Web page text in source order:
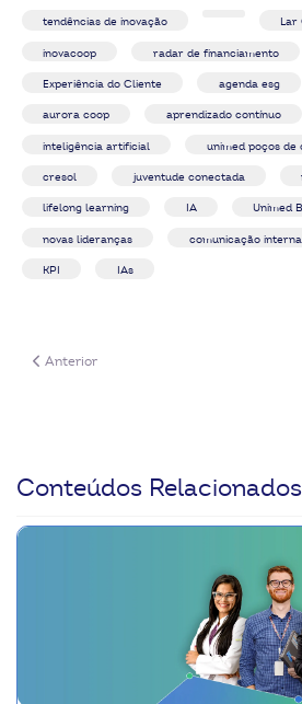
tendências de inovação Lar
inovacoop radar de financiamento
Experiência do Cliente agenda esg
aurora coop aprendizado contínuo
inteligência artificial unimed poços de
cresol juventude conectada
lifelong learning IA Unimed
novas lideranças comunicação interna
KPI IAs
Artigo anterior: Plataformas de negócios:
Anterior
Conteúdos Relacionados